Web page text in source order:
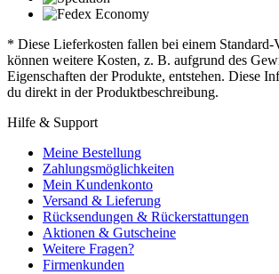
* Diese Lieferkosten fallen bei einem Standard-
können weitere Kosten, z. B. aufgrund des
Eigenschaften der Produkte, entstehen. Diese
du direkt in der Produktbeschreibung.
Hilfe & Support
Meine Bestellung
Zahlungsmöglichkeiten
Mein Kundenkonto
Versand & Lieferung
Rücksendungen & Rückerstattungen
Aktionen & Gutscheine
Weitere Fragen?
Firmenkunden